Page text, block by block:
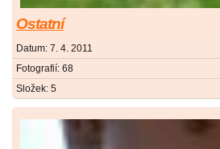
Ostatní
Datum: 7. 4. 2011
Fotografií: 68
Složek: 5